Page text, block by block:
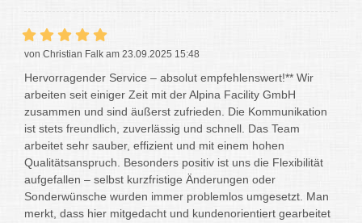
von Christian Falk am 23.09.2025 15:48
Hervorragender Service – absolut empfehlenswert!** Wir
arbeiten seit einiger Zeit mit der Alpina Facility GmbH
zusammen und sind äußerst zufrieden. Die Kommunikation
ist stets freundlich, zuverlässig und schnell. Das Team
arbeitet sehr sauber, effizient und mit einem hohen
Qualitätsanspruch. Besonders positiv ist uns die Flexibilität
aufgefallen – selbst kurzfristige Änderungen oder
Sonderwünsche wurden immer problemlos umgesetzt. Man
merkt, dass hier mitgedacht und kundenorientiert gearbeitet